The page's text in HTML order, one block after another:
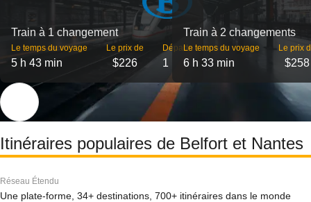
Train à 1 changement
Le temps du voyage
5 h 43 min
Le prix de
$226
Départs
1
Train à 2 changements
Le temps du voyage
6 h 33 min
Le prix
$258
Itinéraires populaires de Belfort et Nantes
Réseau Étendu
Une plate-forme, 34+ destinations, 700+ itinéraires dans le monde